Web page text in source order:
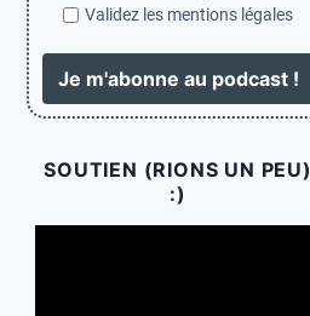
Validez les mentions légales
SOUTIEN (RIONS UN PEU)
:)